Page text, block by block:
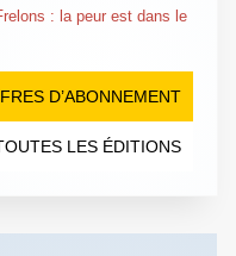
: la peur est dans le
D’ABONNEMENT
LES ÉDITIONS